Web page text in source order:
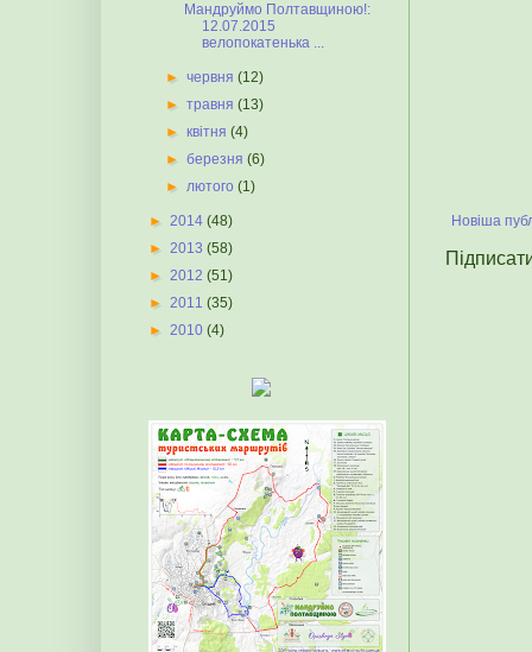
Новіша
Мандруймо Полтавщиною!:
12.07.2015
велопокатенька ...
►червня(12)
►травня(13)
►квітня(4)
►березня(6)
►лютого(1)
► 2014 (48)
► 2013 (58)
► 2012 (51)
► 2011 (35)
► 2010 (4)